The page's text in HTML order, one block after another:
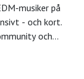
musiker på
- och kort.
och
7 dagars